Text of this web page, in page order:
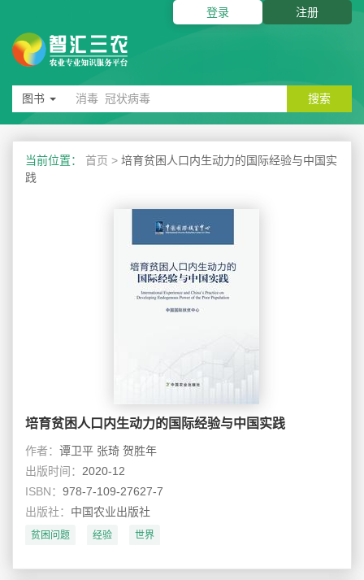
登录 注册
图书 搜索
当前位置： 首页 > 培育贫困人口内生动力的国际经验与中国实
践
培育贫困人口内生动力的国际经验与中国实践
作者： 谭卫平 张琦 贺胜年
出版时间： 2020-12
ISBN： 978-7-109-27627-7
出版社： 中国农业出版社
贫困问题 经验 世界